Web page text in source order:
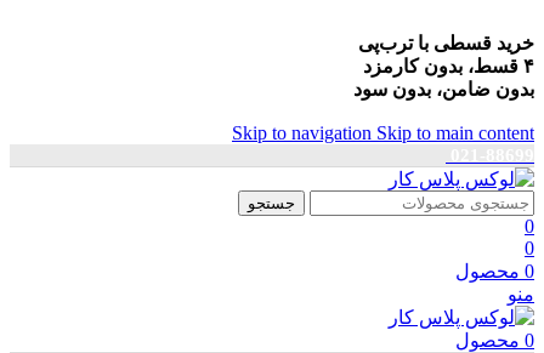
خرید قسطی با ترب‌پی
۴ قسط، بدون کارمزد
بدون ضامن، بدون سود
Skip to navigation Skip to main content
جستجو
0
0
0 محصول
منو
0 محصول